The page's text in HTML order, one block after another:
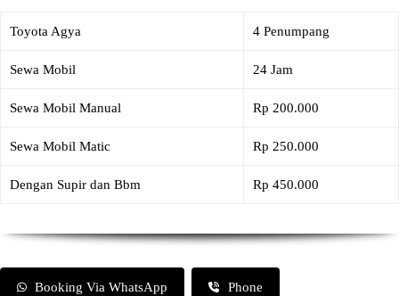
Toyota Agya 4 Penumpang
Sewa Mobil 24 Jam
Sewa Mobil Manual Rp 200.000
Sewa Mobil Matic Rp 250.000
Dengan Supir dan Bbm Rp 450.000
Booking Via WhatsApp Phone